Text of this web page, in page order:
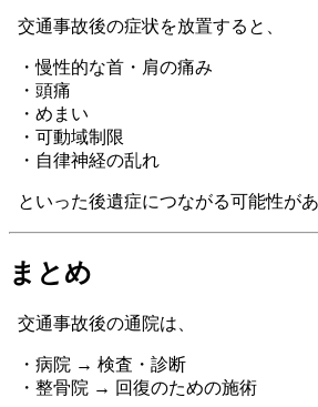
交通事故後の症状を放置すると、
・慢性的な首・肩の痛み
・頭痛
・めまい
・可動域制限
・自律神経の乱れ
といった後遺症につながる可能性があ
まとめ
交通事故後の通院は、
・病院 → 検査・診断
・整骨院 → 回復のための施術